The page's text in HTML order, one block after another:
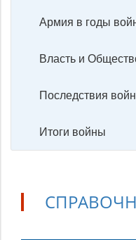
Армия в годы
Власть и
Последствия
Итоги войны